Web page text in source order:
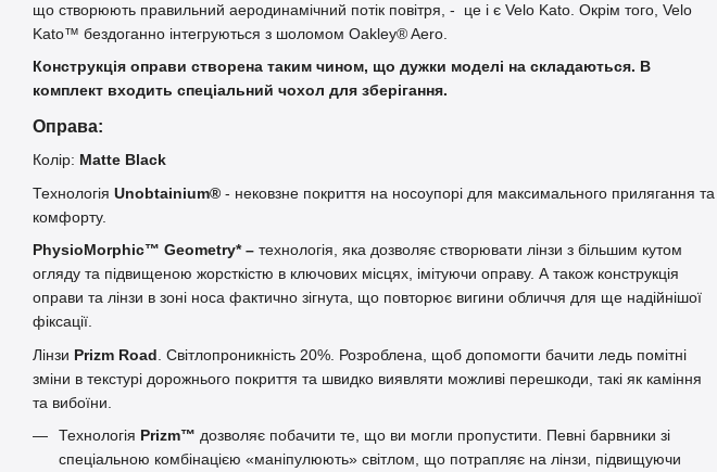
що створюють правильний аеродинамічний потік повітря, - це і є Velo Kato. Окрім того, Velo
Kato™ бездоганно інтегруються з шоломом Oakley® Aero.
Конструкція оправи створена таким чином, що дужки моделі на складаються. В
комплект входить спеціальний чохол для зберігання.
Оправа:
Колір: Matte Black
Технологія Unobtainium® - нековзне покриття на носоупорі для максимального прилягання та
комфорту.
PhysioMorphic™ Geometry* – технологія, яка дозволяє створювати лінзи з більшим кутом
огляду та підвищеною жорсткістю в ключових місцях, імітуючи оправу. А також конструкція
оправи та лінзи в зоні носа фактично зігнута, що повторює вигини обличчя для ще надійнішої
фіксації.
Лінзи Prizm Road . Світлопроникність 20%. Розроблена, щоб допомогти бачити ледь помітні
зміни в текстурі дорожнього покриття та швидко виявляти можливі перешкоди, такі як каміння
та вибоїни.
Технологія Prizm™ дозволяє побачити те, що ви могли пропустити. Певні барвники зі
спеціальною комбінацією «маніпулюють» світлом, що потрапляє на лінзи, підвищуючи